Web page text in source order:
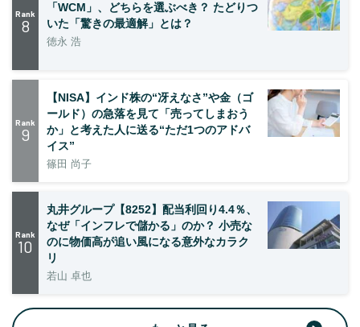
Rank
8
「WCM」、どちらを選ぶべき？ たどりつ
いた「驚きの最適解」とは？
徳永 浩
Rank
9
【NISA】インド株の“冴えなさ”や金（ゴ
ールド）の急落を見て「売ってしまおう
か」と考えた人に送る“ただ1つのアドバ
イス”
篠田 尚子
Rank
10
丸井グループ【8252】配当利回り4.4％、
なぜ「インフレで儲かる」のか？ 小売な
のに物価高が追い風になる意外なカラク
リ
若山 卓也